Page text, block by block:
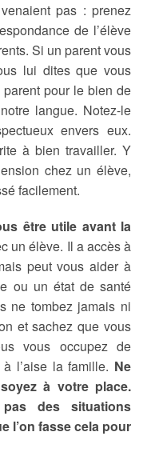
pas : prenez
de l’élève
Si un parent vous
lui dites que vous
pour le bien de
langue. Notez-le
envers eux.
à bien travailler. Y
chez un élève,
facilement.
être utile avant la
un élève. Il a accès à
peut vous aider à
ou un état de santé
ne tombez jamais ni
et sachez que vous
vous occupez de
l’aise la famille. Ne
à votre place.
des situations
l’on fasse cela pour